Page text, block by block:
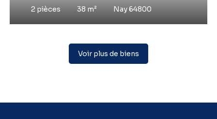
2 pièces 38 m² Nay 64800
Voir plus de biens